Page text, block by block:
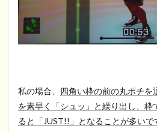
私の場合、 四角い枠の前の丸ポチを
を素早く「シュッ」と繰り出し、枠
ると「JUST!!」となることが多いで